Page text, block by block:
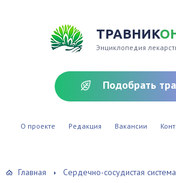
ТРАВНИК
Энциклопедия
Подобрать
О проекте Редакция Вакансии
Главная Сердечно-сосудистая система